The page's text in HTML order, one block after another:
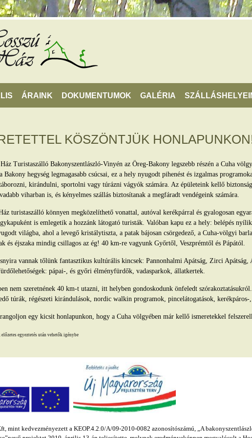
ÁRAINK DOKUMENTUMOK GALÉRIA
KÖSZÖNTJÜK
Turistaszálló Bakonyszentlászló-Vinyén az Öreg-Bakony legszebb részén a Cuha
Bakony hegység legmagasabb csúcsai, ez a hely nyugodt pihenést és izgalmas
kirándulni, sportolni vagy túrázni vágyók számára. Az épületeink kellő
viharban is, és kényelmes szállás biztosítanak a megfáradt vendégeink számára.
turistaszálló könnyen megközelíthető vonattal, autóval kerékpárral és gyalogosan
is emlegetik a hozzánk látogató turisták. Valóban kapu ez a hely: belépés
világba, ahol a levegő kristálytiszta, a patak bájosan csörgedező, a Cuha-völgyi
és éjszaka mindig csillagos az ég! 40 km-re vagyunk Győrtől, Veszprémtől és Pápától.
vannak tőlünk fantasztikus kultúrális kincsek: Pannonhalmi Apátság, Zirci
pápai-, és győri élményfürdők, vadasparkok, állatkertek.
nem szeretnének 40 km-t utazni, itt helyben gondoskodunk önfeledt
túrák, régészeti kirándulások, nordic walkin programok, pincelátogatások,
egy kicsit honlapunkon, hogy a Cuha völgyében már kellő ismeretekkel
egyeztetés után vehetők igénybe
mint kedvezményezett a KEOP.4.2.0/A/09-2010-0082 azonosítószámú, „A